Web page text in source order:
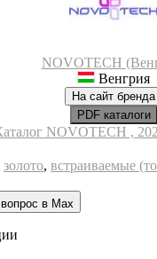
NOVOTECH
Венгрия
На сайт бренда
PDF каталоги
NOVOTECH ,
золото, встраиваемые
в Max